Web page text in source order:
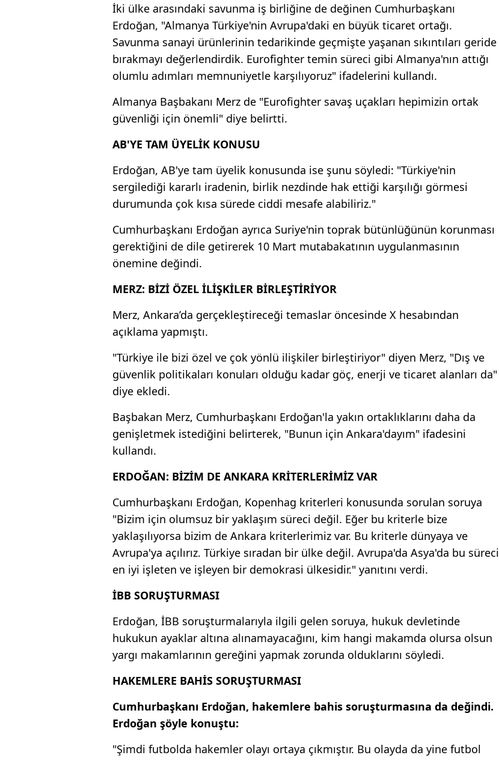
İki ülke arasındaki savunma iş birliğine de değinen Cumhurbaşkanı
Erdoğan, "Almanya Türkiye'nin Avrupa'daki en büyük ticaret ortağı.
Savunma sanayi ürünlerinin tedarikinde geçmişte yaşanan sıkıntıları geride
bırakmayı değerlendirdik. Eurofighter temin süreci gibi Almanya'nın attığı
olumlu adımları memnuniyetle karşılıyoruz" ifadelerini kullandı.
Almanya Başbakanı Merz de "Eurofighter savaş uçakları hepimizin ortak
güvenliği için önemli" diye belirtti.
AB'YE TAM ÜYELİK KONUSU
Erdoğan, AB'ye tam üyelik konusunda ise şunu söyledi: "Türkiye'nin
sergilediği kararlı iradenin, birlik nezdinde hak ettiği karşılığı görmesi
durumunda çok kısa sürede ciddi mesafe alabiliriz."
Cumhurbaşkanı Erdoğan ayrıca Suriye'nin toprak bütünlüğünün korunması
gerektiğini de dile getirerek 10 Mart mutabakatının uygulanmasının
önemine değindi.
MERZ: BİZİ ÖZEL İLİŞKİLER BİRLEŞTİRİYOR
Merz, Ankara’da gerçekleştireceği temaslar öncesinde X hesabından
açıklama yapmıştı.
"Türkiye ile bizi özel ve çok yönlü ilişkiler birleştiriyor" diyen Merz, "Dış ve
güvenlik politikaları konuları olduğu kadar göç, enerji ve ticaret alanları da"
diye ekledi.
Başbakan Merz, Cumhurbaşkanı Erdoğan'la yakın ortaklıklarını daha da
genişletmek istediğini belirterek, "Bunun için Ankara'dayım" ifadesini
kullandı.
ERDOĞAN: BİZİM DE ANKARA KRİTERLERİMİZ VAR
Cumhurbaşkanı Erdoğan, Kopenhag kriterleri konusunda sorulan soruya
"Bizim için olumsuz bir yaklaşım süreci değil. Eğer bu kriterle bize
yaklaşılıyorsa bizim de Ankara kriterlerimiz var. Bu kriterle dünyaya ve
Avrupa'ya açılırız. Türkiye sıradan bir ülke değil. Avrupa'da Asya'da bu süreci
en iyi işleten ve işleyen bir demokrasi ülkesidir." yanıtını verdi.
İBB SORUŞTURMASI
Erdoğan, İBB soruşturmalarıyla ilgili gelen soruya, hukuk devletinde
hukukun ayaklar altına alınamayacağını, kim hangi makamda olursa olsun
yargı makamlarının gereğini yapmak zorunda olduklarını söyledi.
HAKEMLERE BAHİS SORUŞTURMASI
Cumhurbaşkanı Erdoğan, hakemlere bahis soruşturmasına da değindi.
Erdoğan şöyle konuştu:
"Şimdi futbolda hakemler olayı ortaya çıkmıştır. Bu olayda da yine futbol